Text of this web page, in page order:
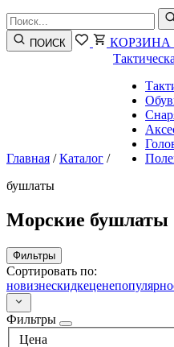
ПОИСК КОРЗИНА
Главная /Каталог /
бушлаты
Морские бушлаты
Фильтры
Сортировать по:
новизнескидкецене
Фильтры
Цена